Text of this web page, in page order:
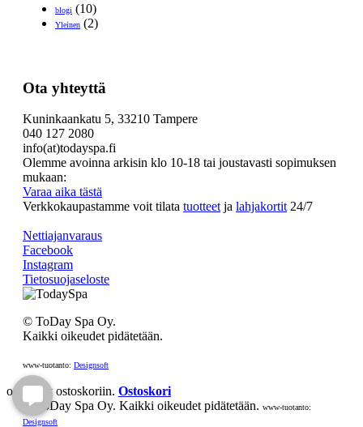
blogi (10)
Yleinen (2)
Ota yhteyttä
Kuninkaankatu 5, 33210 Tampere
040 127 2080
info(at)todayspa.fi
Olemme avoinna arkisin klo 10-18 tai joustavasti sopimuksen
mukaan:
Varaa aika tästä
Verkkokaupastamme voit tilata tuotteet ja lahjakortit 24/7
Nettiajanvaraus
Facebook
Instagram
Tietosuojaseloste
© ToDay Spa Oy.
Kaikki oikeudet pidätetään.
www-tuotanto: Designsoft
© ToDay Spa Oy. Kaikki oikeudet pidätetään. www-tuotanto:
Designsoft
on lisätty ostoskoriin. Ostoskori